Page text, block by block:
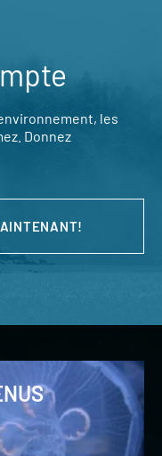
les
Donnez